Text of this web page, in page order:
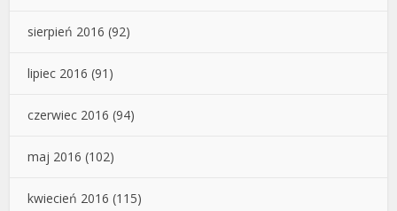
sierpień 2016 (92)
lipiec 2016 (91)
czerwiec 2016 (94)
maj 2016 (102)
kwiecień 2016 (115)